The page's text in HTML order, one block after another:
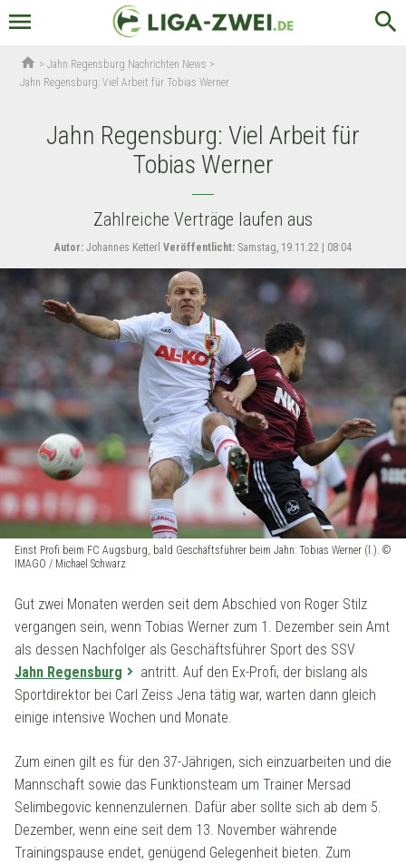
menu search
home >Jahn Regensburg Nachrichten News >
Jahn Regensburg: Viel Arbeit für Tobias Werner
Jahn Regensburg: Viel Arbeit für
Tobias Werner
Zahlreiche Verträge laufen aus
Autor: Johannes Ketterl Veröffentlicht: Samstag, 19.11.22 | 08:04
Einst Profi beim FC Augsburg, bald Geschäftsführer beim Jahn: Tobias Werner (l.). ©
IMAGO / Michael Schwarz
Gut zwei Monaten werden seit dem Abschied von Roger Stilz
vergangen sein, wenn Tobias Werner zum 1. Dezember sein Amt
als dessen Nachfolger als Geschäftsführer Sport des SSV
Jahn Regensburg
antritt. Auf den Ex-Profi, der bislang als
Sportdirektor bei Carl Zeiss Jena tätig war, warten dann gleich
einige intensive Wochen und Monate.
Zum einen gilt es für den 37-Jährigen, sich einzuarbeiten und die
Mannschaft sowie das Funktionsteam um Trainer Mersad
Selimbegovic kennenzulernen. Dafür aber sollte sich ab dem 5.
Dezember, wenn eine seit dem 13. November währende
Trainingspause endet, genügend Gelegenheit bieten. Zum